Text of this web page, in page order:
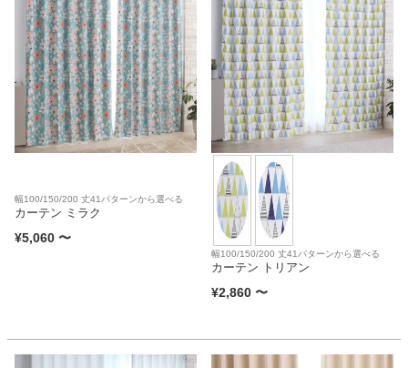
幅100/150/200 丈41パターンから選べる
カーテン ミラク
¥5,060 〜
幅100/150/200 丈41パターンから選べる
カーテン トリアン
¥2,860 〜